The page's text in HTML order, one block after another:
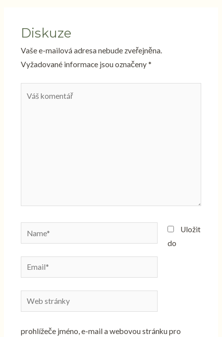
Diskuze
Vaše e-mailová adresa nebude zveřejněna.
Vyžadované informace jsou označeny *
Name*
Email*
Web
stránky
Uložit
do
prohlížeče jméno, e-mail a webovou stránku pro